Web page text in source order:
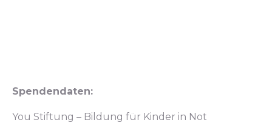
Spendendaten:
You Stiftung – Bildung für Kinder in Not